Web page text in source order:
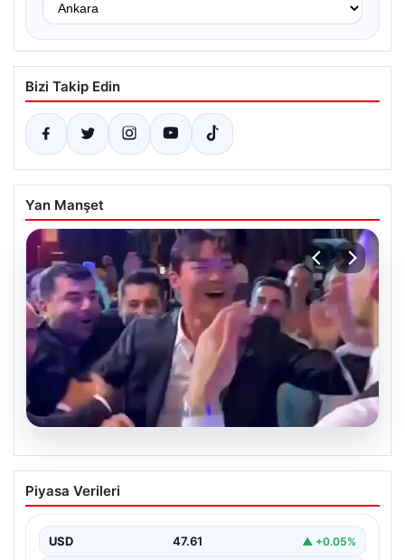
Bizi Takip Edin
Yan Manşet
05.08.2026
Beşiktaşlı Hyeon-gyu Oh’un düğün
dansında yakaladığı coşku
düzenlediği düğünde sahneye çıkarak eğlenceli bir
dans performansı…
Piyasa Verileri
USD 47.61 ▲ +0.05%